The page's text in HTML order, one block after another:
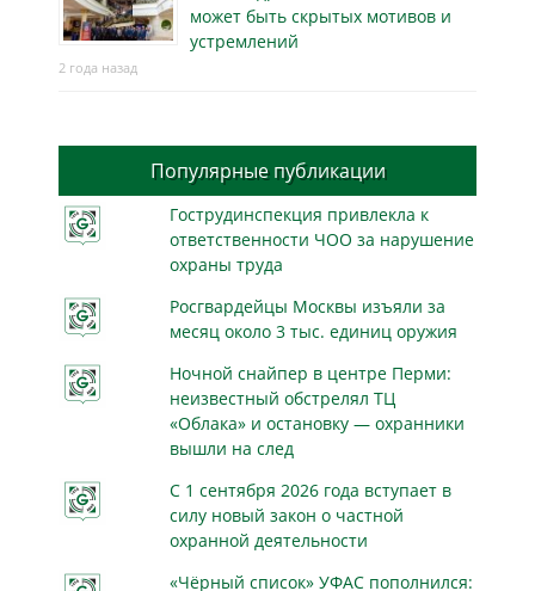
может быть скрытых мотивов и
устремлений
2 года назад
Популярные публикации
Гострудинспекция привлекла к
ответственности ЧОО за нарушение
охраны труда
Росгвардейцы Москвы изъяли за
месяц около 3 тыс. единиц оружия
Ночной снайпер в центре Перми:
неизвестный обстрелял ТЦ
«Облака» и остановку — охранники
вышли на след
С 1 сентября 2026 года вступает в
силу новый закон о частной
охранной деятельности
«Чёрный список» УФАС пополнился: